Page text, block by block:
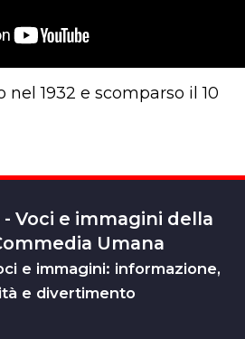
1932 e scomparso il 10
Voci e immagini della
Umana
e immagini: informazione,
e divertimento